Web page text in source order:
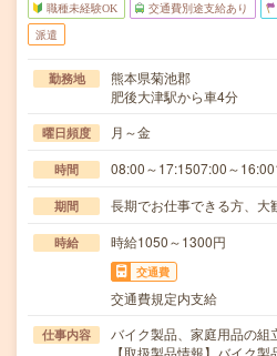
職種未経験OK 交通費別途支給あり
派遣
勤務地
熊本県菊池郡
肥後大津駅から車4分
曜日頻度 月～金
時間 08:00～17:1507:00～
期間 長期でお仕事できる方、大
時給 時給1050～1300円
交通費
交通費規定内支給
仕事内容
バイク製品、家庭用品の組
【取扱製品情報】バイク